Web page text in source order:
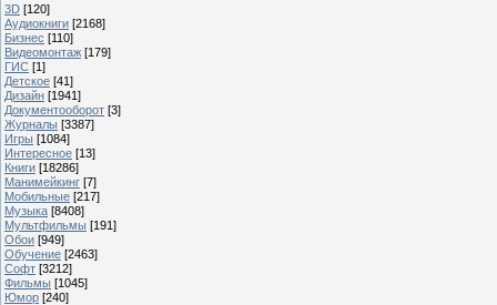
3D [120]
Аудиокниги [2168]
Бизнес [110]
Видеомонтаж [179]
ГИС [1]
Детское [41]
Дизайн [1941]
Документооборот [3]
Журналы [3387]
Игры [1084]
Интересное [13]
Книги [18286]
Манимейкинг [7]
Мобильные [217]
Музыка [8408]
Мультфильмы [191]
Обои [949]
Обучение [2463]
Софт [3212]
Фильмы [1045]
Юмор [240]